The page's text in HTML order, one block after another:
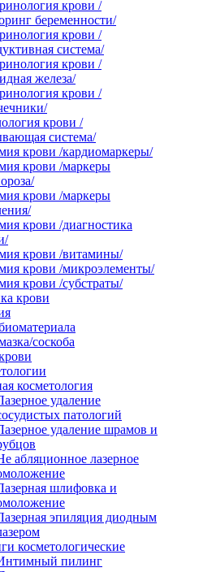
крови /
беременности/
крови /
система/
крови /
железа/
крови /
крови /
система/
крови /кардиомаркеры/
крови /маркеры
крови /маркеры
крови /диагностика
крови /витамины/
крови /микроэлементы/
крови /субстраты/
крови
соскоба
косметология
удаление
патологий
удаление шрамов и
абляционное лазерное
шлифовка и
эпиляция диодным
косметологические
пилинг